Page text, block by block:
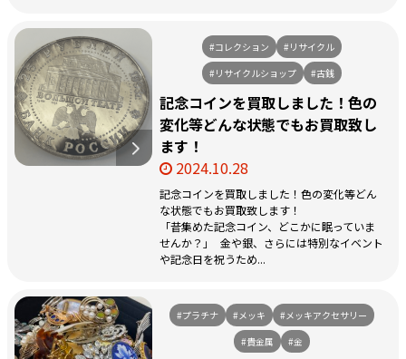
#コレクション
#リサイクル
#リサイクルショップ
#古銭
記念コインを買取しました！色の
変化等どんな状態でもお買取致し
ます！
2024.10.28
記念コインを買取しました！色の変化等どん
な状態でもお買取致します！
「昔集めた記念コイン、どこかに眠っていま
せんか？」 金や銀、さらには特別なイベント
や記念日を祝うため...
#プラチナ #メッキ
#メッキアクセサリー
#貴金属
#金